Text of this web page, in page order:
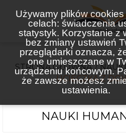
Używamy plików cookies
celach: świadczenia
statystyk. Korzystanie z
bez zmiany ustawień
przeglądarki oznacza,
one umieszczane w
urządzeniu końcowym.
że zawsze możesz
ustawienia.
STRONA GŁÓWNA
UCIECZKA Z
NAUKI